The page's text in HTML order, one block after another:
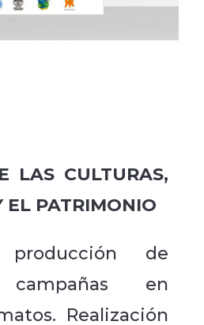
LAS CULTURAS,
EL PATRIMONIO
de
campañas en
Realización